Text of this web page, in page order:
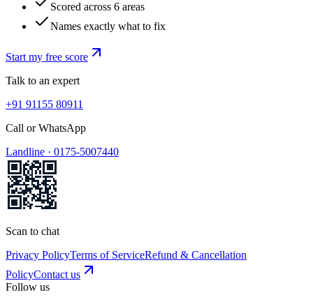
Scored across 6 areas
Names exactly what to fix
Start my free score
Talk to an expert
+91 91155 80911
Call or WhatsApp
Landline · 0175-5007440
Scan to chat
Privacy PolicyTerms of ServiceRefund & Cancellation
PolicyContact us
Follow us